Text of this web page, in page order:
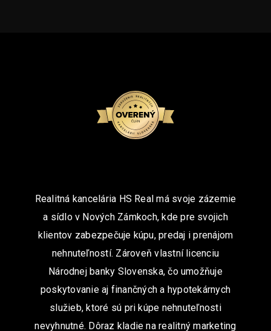
Realitná kancelária HS Real má svoje zázemie
a sídlo v Nových Zámkoch, kde pre svojich
klientov zabezpečuje kúpu, predaj i prenájom
nehnuteľností. Zároveň vlastní licenciu
Národnej banky Slovenska, čo umožňuje
poskytovanie aj finančných a hypotekárnych
služieb, ktoré sú pri kúpe nehnuteľnosti
nevyhnutné. Dôraz kladie na realitný marketing